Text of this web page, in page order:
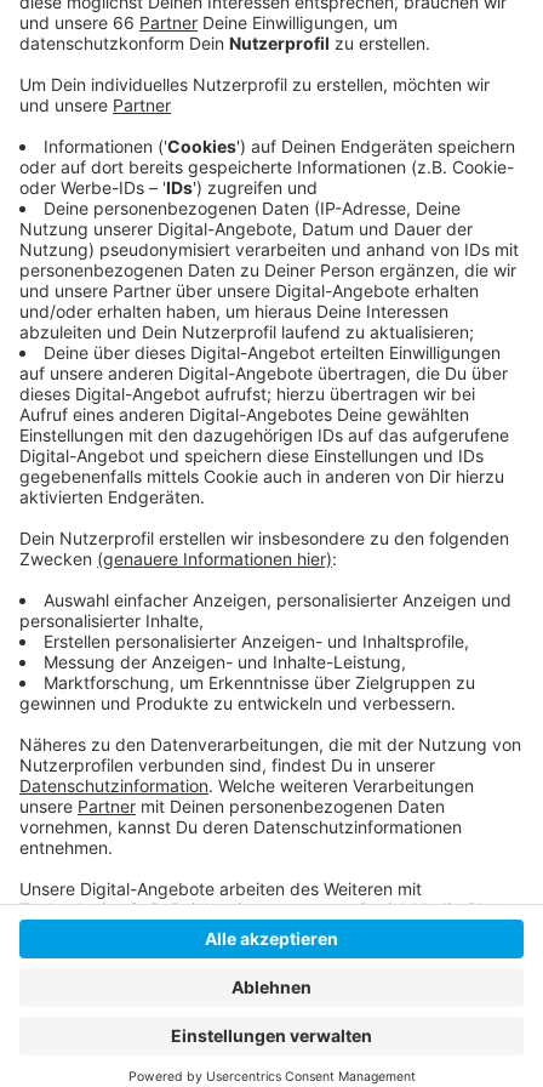
Probleme haben, rechtzeitig ihre Miete zu
bezahlen. Wer nachweisbar wegen der Corona-
Krise nicht zahlen kann, braucht jedoch nicht zu
fürchten, seine Wohnung zu verlieren.
Veröffentlicht: Dienstag, 07.04.2020 15:16
Anzeige
Wer plötzlich seine Miete nicht mehr zahlen kann, darf
diese bis zum 30. Juni 2020 aufschieben. Allerdings
muss die Miete innerhalb von zwei Jahren nachgezahlt
werden. Vom Eigentümerverband Haus und Grund
haben wir erfahren, dass es in unserer Stadt bereits
einige Fälle gibt, in denen Mieter ihre Miete nicht
zahlen konnten. Beim Mieterverein Düsseldorf begrüßt
man die neuen Regelungen. Warnt aber auch vor einem
zu leichtfertigen Gebrauch. Um Vermieter und Mieter
vor einem wachsenden Schuldenberg zu schützen,
fordern beide Interessenvertreter finanzielle
Unterstützung aus der Politik.
Anzeige
Anzeige